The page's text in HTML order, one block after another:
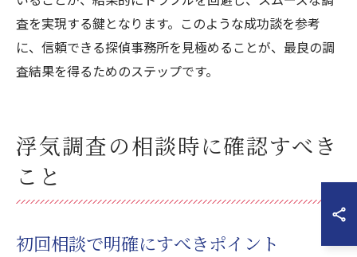
査を実現する鍵となります。このような成功談を参考
に、信頼できる探偵事務所を見極めることが、最良の調
査結果を得るためのステップです。
浮気調査の相談時に確認すべき
こと
初回相談で明確にすべきポイント